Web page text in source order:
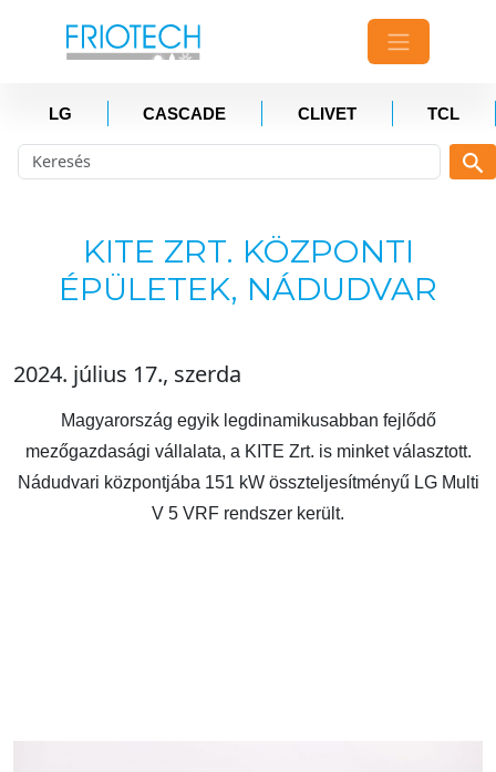
LG CASCADE CLIVET TCL
KITE ZRT. KÖZPONTI
ÉPÜLETEK, NÁDUDVAR
2024. július 17., szerda
Magyarország egyik legdinamikusabban fejlődő
mezőgazdasági vállalata, a KITE Zrt. is minket választott.
Nádudvari központjába 151 kW összteljesítményű LG Multi
V 5 VRF rendszer került.